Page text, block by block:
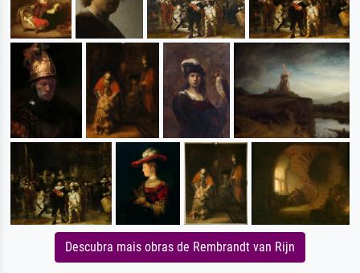
Descubra mais obras de Rembrandt van Rijn